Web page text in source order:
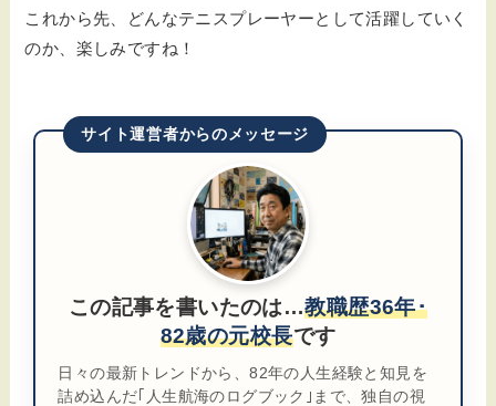
これから先、どんなテニスプレーヤーとして活躍していく
のか、楽しみですね！
サイト運営者からのメッセージ
この記事を書いたのは…教職歴36年･
82歳の元校長です
日々の最新トレンドから、82年の人生経験と知見を
詰め込んだ｢人生航海のログブック｣まで、独自の視